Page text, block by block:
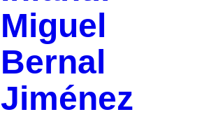
Miguel
Bernal
Jiménez